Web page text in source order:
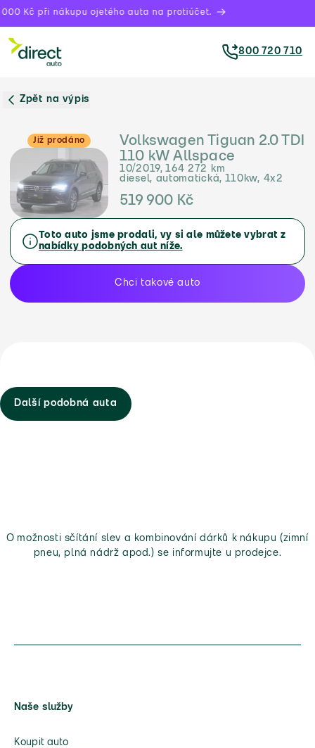
Kč při nákupu ojetého auta na protiúčet.
800 720 710
Zpět na výpis
Již prodáno
Volkswagen Tiguan 2.0 TDI
110 kW Allspace
10/2019, 164 272 km
diesel, automatická, 110kw, 4x2
519 900 Kč
Toto auto jsme prodali, vy si ale můžete vybrat z
nabídky podobných aut níže.
Chci takové auto
Další podobná auta
O možnosti sčítání slev a kombinování dárků k nákupu (zimní
pneu, plná nádrž apod.) se informujte u prodejce.
Naše služby
Koupit auto